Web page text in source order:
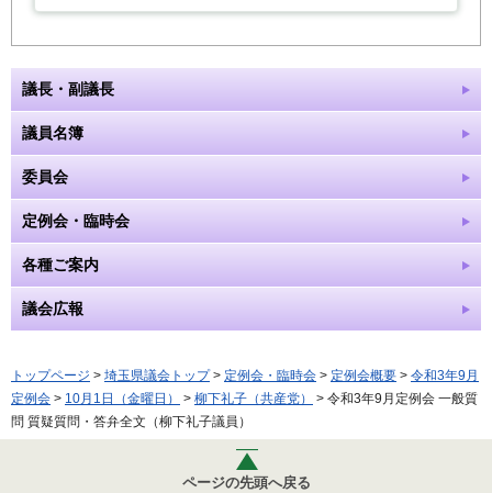
議長・副議長
議員名簿
委員会
定例会・臨時会
各種ご案内
議会広報
トップページ > 埼玉県議会トップ> 定例会・臨時会 > 定例会概要 > 令和3年9月
定例会 > 10月1日（金曜日） > 柳下礼子（共産党）
> 令和3年9月定例会 一般質
問 質疑質問・答弁全文（柳下礼子議員）
ページの先頭へ戻る